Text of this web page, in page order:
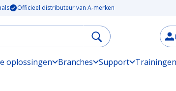
Officieel distributeur van A-merken
oplossingen Branches Support Trainingen